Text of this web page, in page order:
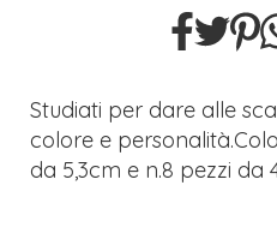
Studiati per dare alle
colore e
da 5,3cm e n.8 pezzi da